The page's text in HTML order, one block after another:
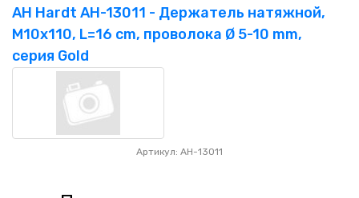
AH Hardt AH-13011 - Держатель натяжной,
M10x110, L=16 cm, проволока Ø 5-10 mm,
серия Gold
Артикул: AH-13011